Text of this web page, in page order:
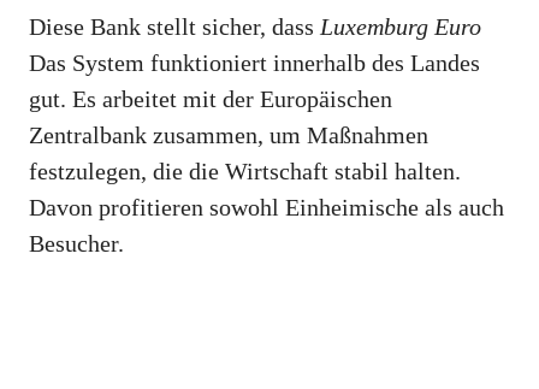
Diese Bank stellt sicher, dass Luxemburg Euro
Das System funktioniert innerhalb des Landes
gut. Es arbeitet mit der Europäischen
Zentralbank zusammen, um Maßnahmen
festzulegen, die die Wirtschaft stabil halten.
Davon profitieren sowohl Einheimische als auch
Besucher.